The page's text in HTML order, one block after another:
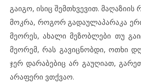
გაიგო, ისიც შემთხვევით. მაღაზიის
მოკრა, როგორ გადაულაპარაკა
მეორეს, ახალი მეზობლები თუ
მეორემ, რას გავიცნობდი, ოთხი
ჯერ დარაბებიც არ გაუღიათ,
არაფერი ვთქვაო.